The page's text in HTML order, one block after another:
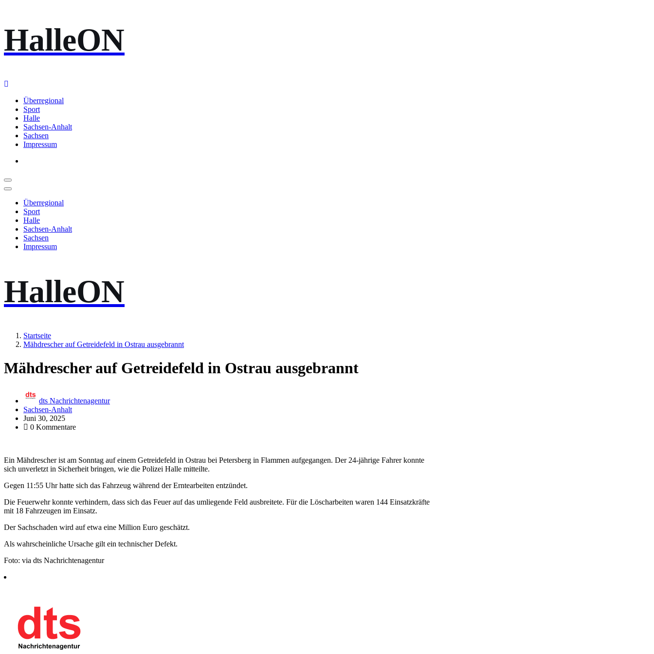
Inhalt
springen
HalleON
Überregional
Sport
Halle
Sachsen-Anhalt
Sachsen
Impressum
Überregional
Sport
Halle
Sachsen-Anhalt
Sachsen
Impressum
HalleON
Startseite
Mähdrescher auf Getreidefeld in Ostrau ausgebrannt
Mähdrescher auf Getreidefeld in Ostrau ausgebrannt
dts Nachrichtenagentur
Sachsen-Anhalt
Juni 30, 2025
0 Kommentare
Ein Mähdrescher ist am Sonntag auf einem Getreidefeld in Ostrau bei Petersberg in Flammen aufgegangen. Der 24-jährige Fahrer konnte
sich unverletzt in Sicherheit bringen, wie die Polizei Halle mitteilte.
Gegen 11:55 Uhr hatte sich das Fahrzeug während der Erntearbeiten entzündet.
Die Feuerwehr konnte verhindern, dass sich das Feuer auf das umliegende Feld ausbreitete. Für die Löscharbeiten waren 144 Einsatzkräfte
mit 18 Fahrzeugen im Einsatz.
Der Sachschaden wird auf etwa eine Million Euro geschätzt.
Als wahrscheinliche Ursache gilt ein technischer Defekt.
Foto: via dts Nachrichtenagentur